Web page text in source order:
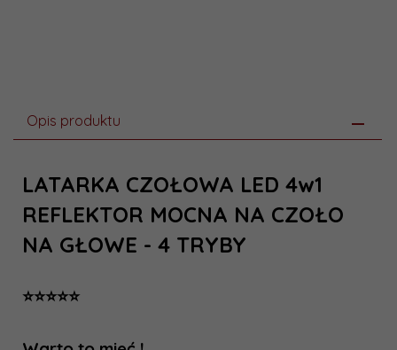
Opis produktu
LATARKA CZOŁOWA LED 4w1
REFLEKTOR MOCNA NA CZOŁO
NA GŁOWE - 4 TRYBY
⭐️⭐️⭐️⭐️⭐️